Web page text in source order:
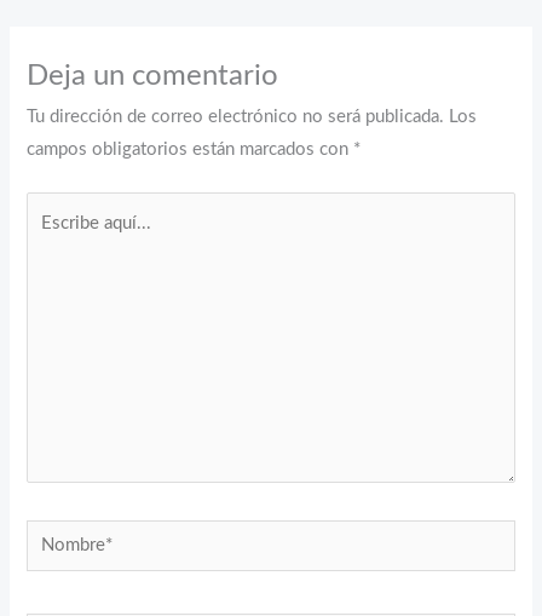
Deja un comentario
Tu dirección de correo electrónico no será publicada. Los
campos obligatorios están marcados con *
Nombre*